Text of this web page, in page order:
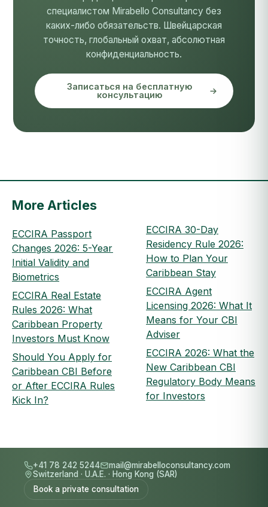
специалистом Mirabello Consultancy без
каких-либо обязательств. Швейцарская
точность, глобальный охват, абсолютная
конфиденциальность.
Записаться на бесплатную
консультацию
More Articles
ECCIRA Passport
Changes 2026: 5-Year
Initial Validity and
Biometrics
ECCIRA Real Estate
Rules 2026: What
Caribbean Property
Investors Must Know
Should You Apply for
Caribbean CBI Before
or After ECCIRA Rules
Kick In?
ECCIRA 30-Day
Residency Rule 2026:
How to Plan Your
Caribbean Stay
ECCIRA Agent
Licensing 2026: What It
Means for Your CBI
Adviser
ECCIRA 2026: What the
New Caribbean CBI
Regulatory Body Means
for Investors
+41 78 242 5244
mail@mirabelloconsultancy.com
Switzerland · U.A.E. · Hong Kong (SAR)
Book a private consultation